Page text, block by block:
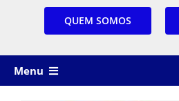
QUEM SOMOS
Menu